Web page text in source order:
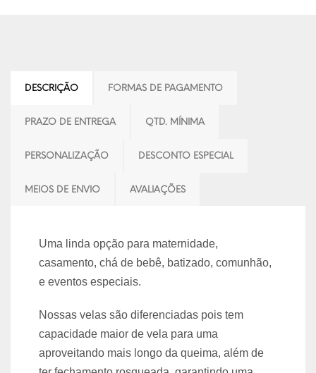
DESCRIÇÃO FORMAS DE PAGAMENTO
PRAZO DE ENTREGA QTD. MÍNIMA
PERSONALIZAÇÃO DESCONTO ESPECIAL
MEIOS DE ENVIO AVALIAÇÕES
Uma linda opção para maternidade,
casamento, chá de bebê, batizado, comunhão,
e eventos especiais.
Nossas velas são diferenciadas pois tem
capacidade maior de vela para uma
aproveitando mais longo da queima, além de